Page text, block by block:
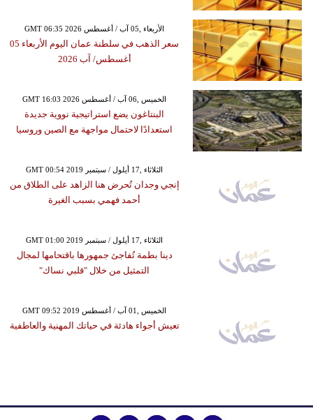
GMT 06:35 2026 الأربعاء ,05 آب / أغسطس
سعر الذهب في سلطنة عمان اليوم الأربعاء 05
أغسطس/ آب 2026
GMT 16:03 2026 الخميس ,06 آب / أغسطس
البنتاغون يضع استراتيجية نووية جديدة
استعدادًا لاحتمال مواجهة مع الصين وروسيا
GMT 00:54 2019 الثلاثاء ,17 أيلول / سبتمبر
إنجي وجدان تُحرض هنا الزاهد على الطلاق من
أحمد فهمي بسبب الغيرة
GMT 01:00 2019 الثلاثاء ,17 أيلول / سبتمبر
دينا بطمة تُفاجئ جمهورها باقتحامها لمجال
التمثيل من خلال "قلبي نساك"
GMT 09:52 2019 الخميس ,01 آب / أغسطس
تعيش أجواء هادئة في حياتك المهنية والعاطفية